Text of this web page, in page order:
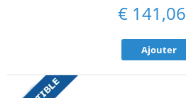
€ 141,06
Ajouter